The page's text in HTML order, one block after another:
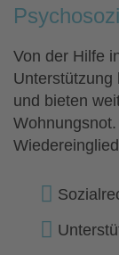
Von der Hilfe
Unterstützung
und bieten